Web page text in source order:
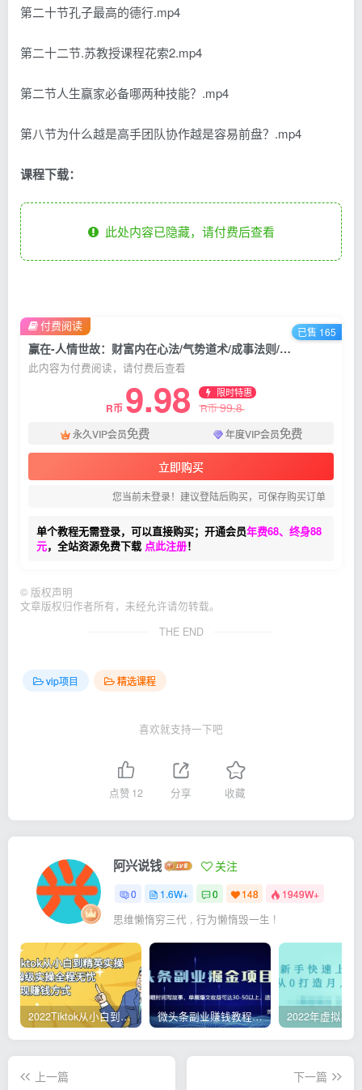
第二十节孔子最高的德行.mp4
第二十二节.苏教授课程花索2.mp4
第二节人生赢家必备哪两种技能？.mp4
第八节为什么越是高手团队协作越是容易前盘？.mp4
课程下载：
此处内容已隐藏，请付费后查看
赢在-人情世故：财富内在心法/气势道术/成事法则/走向成功/社交与人情策略
此内容为付费阅读，请付费后查看
R币 9.98 限时特惠
R币99.8
永久VIP会员免费 年度VIP会员免费
立即购买
您当前未登录！建议登陆后购买，可保存购买订单
单个教程无需登录，可以直接购买；开通会员年费68、终身88
元，全站资源免费下载 点此注册！
付费阅读 已售 165
© 版权声明
文章版权归作者所有，未经允许请勿转载。
THE END
vip项目 精选课程
喜欢就支持一下吧
点赞 12 分享 收藏
阿兴说钱 关注
0 1.6W+ 0 148 1949W+
思维懒惰穷三代 , 行为懒惰毁一生 !
2022Tiktok从小白到精英实操，0-1保姆级实操全程无忧，多种变现赚钱方式 微头条副业赚钱教程，项目单号单天做到50-100+收益
上一篇
下一篇